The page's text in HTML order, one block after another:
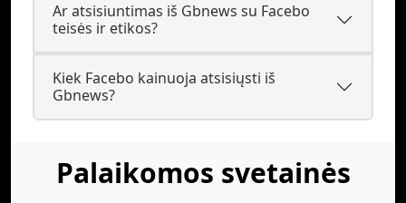
Ar atsisiuntimas iš Gbnews su Facebo
teisės ir etikos?
Kiek Facebo kainuoja atsisiųsti iš
Gbnews?
Palaikomos svetainės